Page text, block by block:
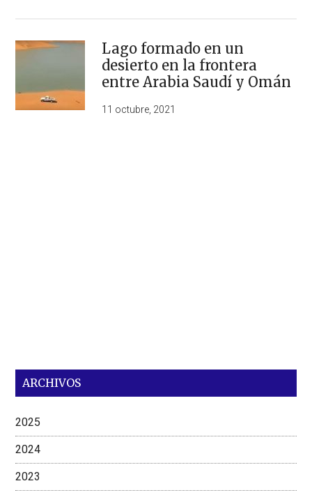
Lago formado en un
desierto en la frontera
entre Arabia Saudí y Omán
11 octubre, 2021
ARCHIVOS
2025
2024
2023